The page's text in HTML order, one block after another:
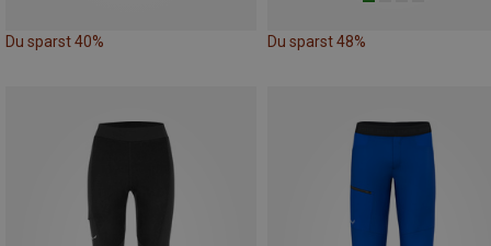
Du sparst 40% Du sparst 48%